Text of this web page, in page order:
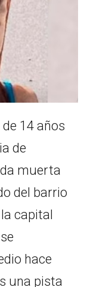
14 años
de
muerta
del barrio
capital
hace
una pista